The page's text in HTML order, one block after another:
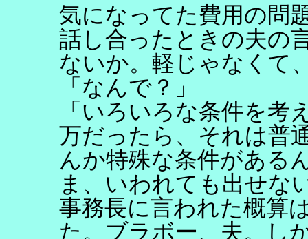
気になってた費用の問
話し合ったときの夫の
ないか。軽じゃなくて
「なんで？」
「いろいろな条件を考
万だったら、それは普
んか特殊な条件がある
ま、いわれても出せな
事務長に言われた概算
た。ブラボー、夫。し